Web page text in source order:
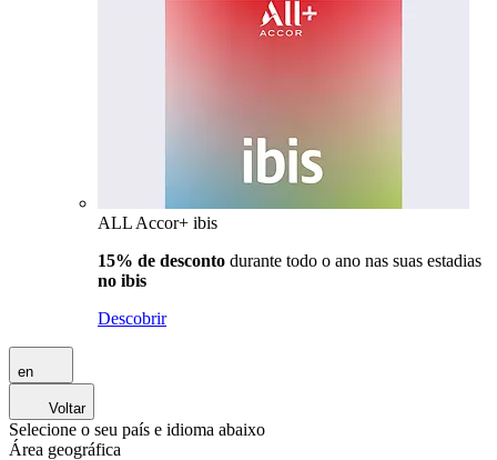
ALL Accor+ ibis
15% de desconto durante todo o ano nas suas estadias
no ibis
Descobrir
en
Voltar
Selecione o seu país e idioma abaixo
Área geográfica